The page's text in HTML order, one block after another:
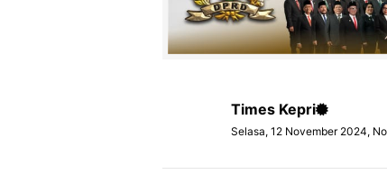
Times Kepri
Selasa, 12 November 2024,